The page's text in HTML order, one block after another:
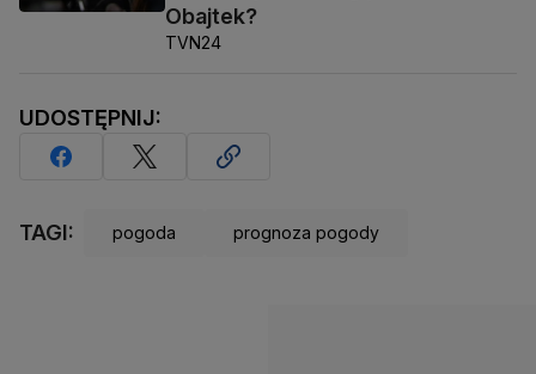
Obajtek?
TVN24
UDOSTĘPNIJ:
TAGI: pogoda prognoza pogody